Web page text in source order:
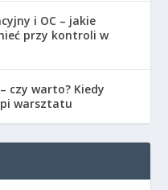
i OC – jakie
przy kontroli w
czy warto? Kiedy
warsztatu